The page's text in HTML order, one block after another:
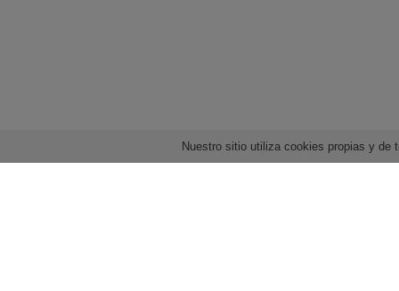
Nuestro sitio utiliza cookies propias y de
Comportamiento del consumidor
Estrategia de comunicación y plan de medios